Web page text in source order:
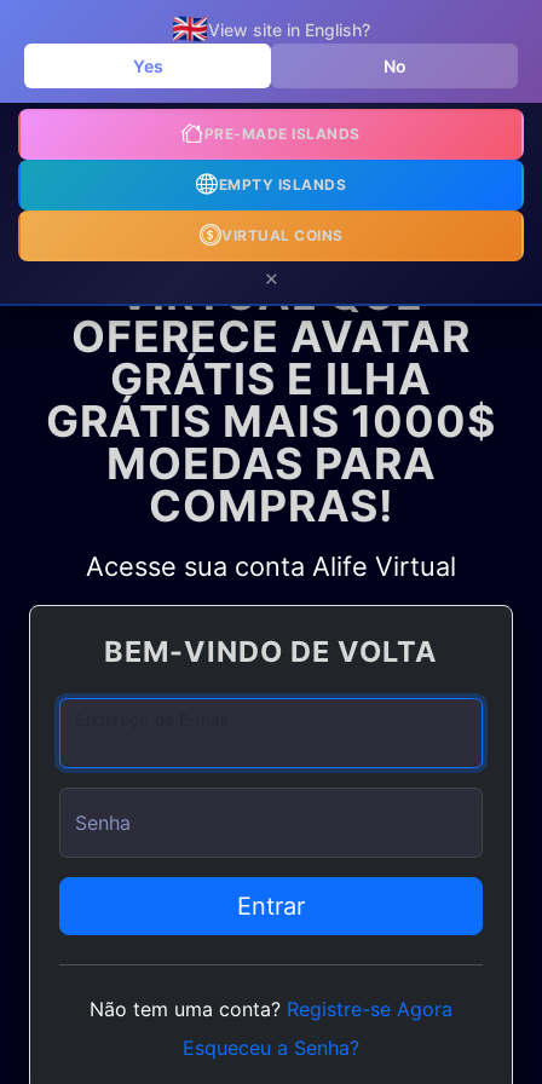
🔥PREMIUM
PRE-MADE ISLANDS
EMPTY ISLANDS
VIRTUAL COINS
×
🇬🇧View site in English?
Yes
No
BEM-VINDO DE
VOLTA AO ALIFE
VIRTUAL QUE
OFERECE AVATAR
GRÁTIS E ILHA
GRÁTIS MAIS 1000$
MOEDAS PARA
COMPRAS!
Acesse sua conta Alife Virtual
BEM-VINDO DE VOLTA
Senha
Entrar
Não tem uma conta? Registre-se Agora
Esqueceu a Senha?